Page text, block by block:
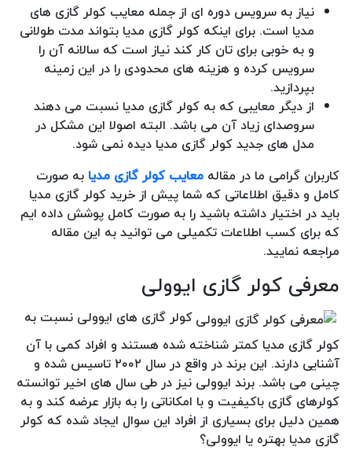
نیاز به سرویس دوره ای از جمله معایب کولر گازی های
مدیا است. برای اینکه کولر گازی مدیا بتواند مدت طولانی
و به خوبی برای تان کار کند نیاز است که سالانه آن را
سرویس کرده و هزینه های محدودی را در این زمینه
بپردازید.
از دیگر معایبی که به کولر گازی مدیا نسبت می دهند
سروصدای زیاد آن می باشد. البته اصولا این مشکل در
مدل های جدید کولر گازی مدیا دیده نمی شود.
کاربران گرامی ما در مقاله معایب کولر گازی مدیا به صورت
کامل و دقیق اطلاعاتی که شما پیش از خرید کولر گازی مدیا
باید در اختیار داشته باشید را به صورت کامل پوشش داده ایم
که برای کسب اطلاعات تکمیلی می توانید به این مقاله
مراجعه نمایید.
معرفی کولر گازی ایوولی
کولر گازی های ایوولی نسبت به
کولر گازی مدیا کمتر شناخته شده هستند و افراد کمی با آن
آشنایی دارند. این برند در واقع در سال ۲۰۰۲ تاسیس شده و
چینی می باشد. برند ایوولی نیز در طی سال های اخیر توانسته
کولرهای گازی باکیفیت و با امکاناتی را به بازار عرضه کند و به
همین دلیل برای بسیاری از افراد این سوال ایجاد شده که کولر
گازی مدیا بهتره یا ایوولی؟